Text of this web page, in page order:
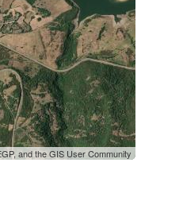
and the GIS User Community